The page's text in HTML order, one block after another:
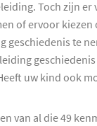
Toch zijn er
of ervoor kiezen
geschiedenis te
uw kind ook
van al die 49